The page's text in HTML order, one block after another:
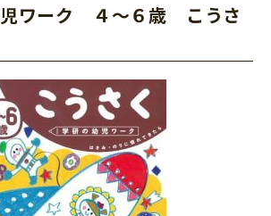
ワーク
４～６歳 こうさ